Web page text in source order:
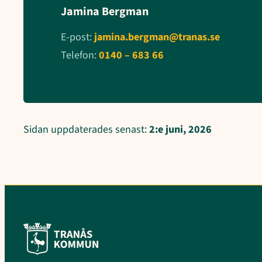
Jamina Bergman
E-post:jamina.bergman@tranas.se
Telefon:0140 – 683 66
Sidan uppdaterades senast:2:e juni, 2026